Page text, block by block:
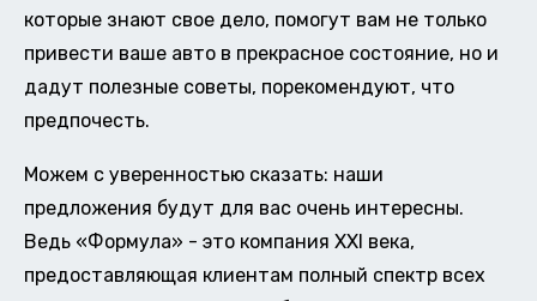
которые знают свое дело, помогут вам не только
привести ваше авто в прекрасное состояние, но и
дадут полезные советы, порекомендуют, что
предпочесть.
Можем с уверенностью сказать: наши
предложения будут для вас очень интересны.
Ведь «Формула» - это компания XXI века,
предоставляющая клиентам полный спектр всех